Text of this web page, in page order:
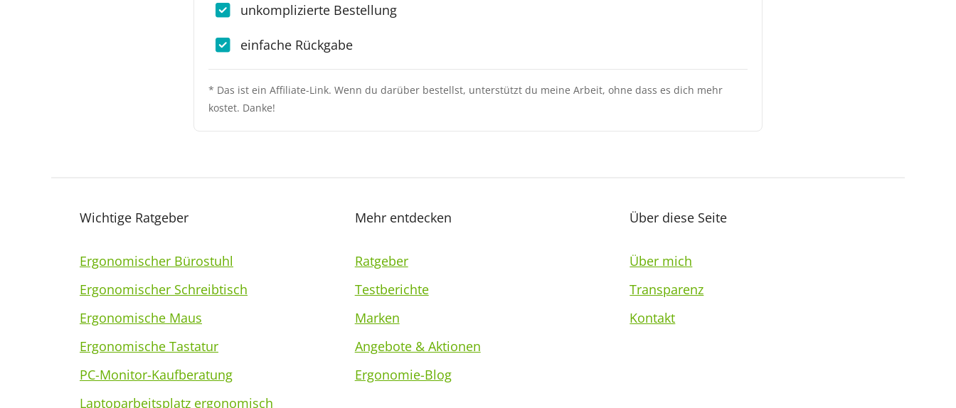
unkomplizierte Bestellung
einfache Rückgabe
* Das ist ein Affiliate-Link. Wenn du darüber bestellst, unterstützt du meine Arbeit, ohne dass es dich mehr
kostet. Danke!
Wichtige Ratgeber
Ergonomischer Bürostuhl
Ergonomischer Schreibtisch
Ergonomische Maus
Ergonomische Tastatur
PC-Monitor-Kaufberatung
Laptoparbeitsplatz ergonomisch
Mehr entdecken
Ratgeber
Testberichte
Marken
Angebote & Aktionen
Ergonomie-Blog
Über diese Seite
Über mich
Transparenz
Kontakt